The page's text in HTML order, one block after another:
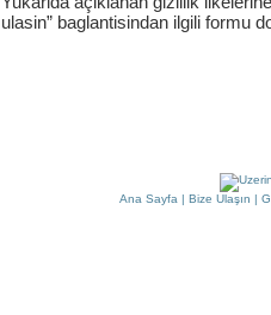
ulasin” baglantisindan ilgili formu
Ana Sayfa | Bize Ulaşın |